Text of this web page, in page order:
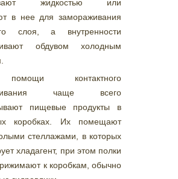
жидкостью или
в нее для замораживания
слоя, а внутренности
обдувом холодным
контактного
чаще всего
пищевые продукты в
коробках. Их помещают
стеллажами, в которых
хладагент, при этом полки
к коробкам, обычно